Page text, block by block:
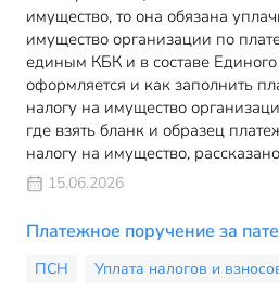
имущество, то она обязана
имущество организации по
единым КБК и в составе
оформляется и как заполнить
налогу на имущество
где взять бланк и образец
налогу на имущество,
15.06.2026
Платежное поручение за
ПСН Уплата налогов и